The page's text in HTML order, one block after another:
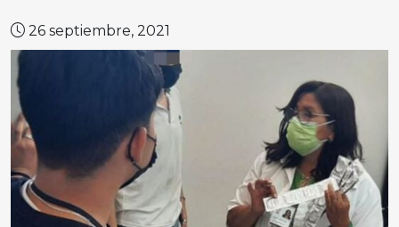
26 septiembre, 2021